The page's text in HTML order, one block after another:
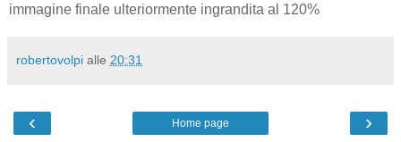
immagine finale ulteriormente ingrandita al 120%
robertovolpi alle 20:31
‹ ›
Home page